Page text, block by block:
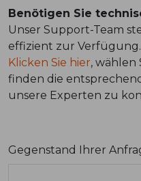
Benötigen Sie
Unser Support-Team
effizient zur Verfügung.
Klicken Sie hier, wählen
finden die
unsere Experten zu
Gegenstand Ihrer